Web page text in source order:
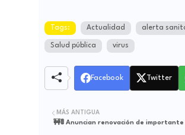
Tags: Actualidad alerta
Salud pública virus
Facebook Twitter
MÁS ANTIGUA
🚧🚦 Anuncian renovación de